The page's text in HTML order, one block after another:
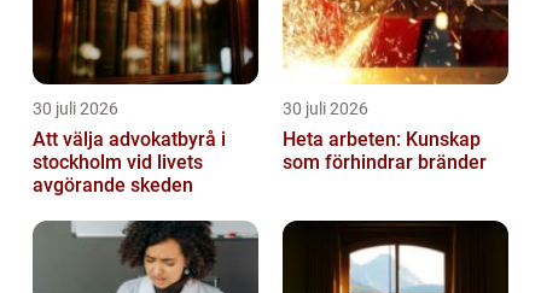
30 juli 2026
Att välja advokatbyrå i
stockholm vid livets
avgörande skeden
30 juli 2026
Heta arbeten: Kunskap
som förhindrar bränder